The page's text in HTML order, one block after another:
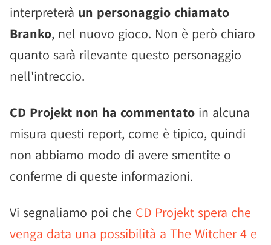
interpreterà un personaggio chiamato
Branko, nel nuovo gioco. Non è però chiaro
quanto sarà rilevante questo personaggio
nell'intreccio.
CD Projekt non ha commentato in alcuna
misura questi report, come è tipico, quindi
non abbiamo modo di avere smentite o
conferme di queste informazioni.
Vi segnaliamo poi che CD Projekt spera che
venga data una possibilità a The Witcher 4 e